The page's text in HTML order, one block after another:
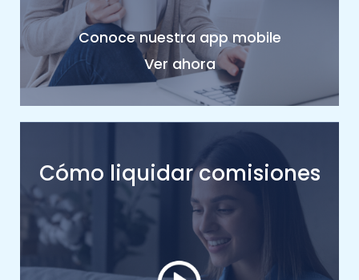
Conoce nuestra app mobile
Ver ahora
Cómo liquidar comisiones